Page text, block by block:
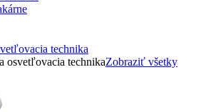
technika
osvetľovacia technikaZobraziť všetky